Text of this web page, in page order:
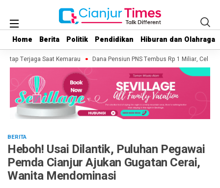
Home Berita Politik Pendidikan Hiburan dan Olahraga
Home Berita Politik Pendidikan Hiburan dan Olahraga
Terjaga Saat Kemarau Dana Pensiun PNS Tembus Rp 1 Miliar, Cek
BERITA
Heboh! Usai Dilantik, Puluhan Pegawai
Pemda Cianjur Ajukan Gugatan Cerai,
Wanita Mendominasi